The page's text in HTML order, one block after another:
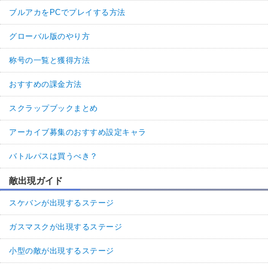
ブルアカをPCでプレイする方法
グローバル版のやり方
称号の一覧と獲得方法
おすすめの課金方法
スクラップブックまとめ
アーカイブ募集のおすすめ設定キャラ
バトルパスは買うべき？
敵出現ガイド
スケバンが出現するステージ
ガスマスクが出現するステージ
小型の敵が出現するステージ